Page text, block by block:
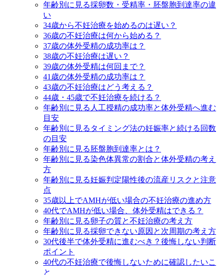
年齢別に見る採卵数・受精率・胚盤胞到達率の違
い
34歳から不妊治療を始めるのは遅い？
36歳の不妊治療は何から始める？
37歳の体外受精の成功率は？
38歳の不妊治療は遅い？
39歳の体外受精は何回まで？
41歳の体外受精の成功率は？
43歳の不妊治療はどう考える？
44歳・45歳で不妊治療を続ける？
年齢別に見る人工授精の成功率と体外受精へ進む
目安
年齢別に見るタイミング法の妊娠率と続ける回数
の目安
年齢別に見る胚盤胞到達率とは？
年齢別に見る染色体異常の割合と体外受精の考え
方
年齢別に見る妊娠判定陽性後の流産リスクと注意
点
35歳以上でAMHが低い場合の不妊治療の進め方
40代でAMHが低い場合、体外受精はできる？
年齢別に見る卵子の質と不妊治療の考え方
年齢別に見る採卵できない原因と次周期の考え方
30代後半で体外受精に進むべき？後悔しない判断
ポイント
40代の不妊治療で後悔しないために確認したいこ
と